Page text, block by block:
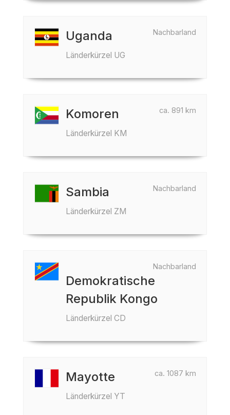
Nachbarland
Uganda
Länderkürzel UG
ca. 891 km
Komoren
Länderkürzel KM
Nachbarland
Sambia
Länderkürzel ZM
Nachbarland
Demokratische
Republik Kongo
Länderkürzel CD
ca. 1087 km
Mayotte
Länderkürzel YT